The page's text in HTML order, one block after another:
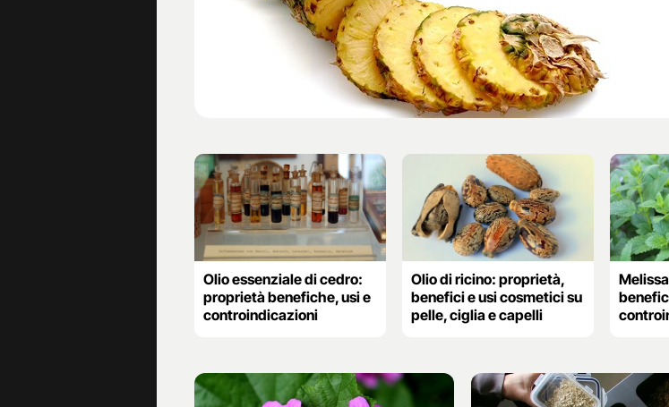
Olio essenziale di cedro:
proprietà benefiche, usi e
controindicazioni
Olio di ricino: proprietà,
benefici e usi cosmetici su
pelle, ciglia e capelli